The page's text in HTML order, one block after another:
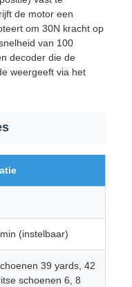
de motor een
om 30N kracht op
van 100
decoder die de
weergeeft via het
(instelbaar)
39 yards, 42
schoenen 6, 8